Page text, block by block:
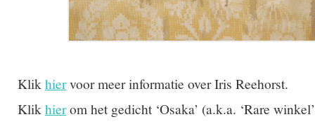
Klik hiervoor meer informatie over Iris Reehorst.
Klik hierom het gedicht ‘Osaka’ (a.k.a. ‘Rare